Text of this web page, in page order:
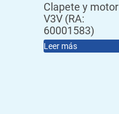
Clapete y motor
V3V (RA:
60001583)
Leer más